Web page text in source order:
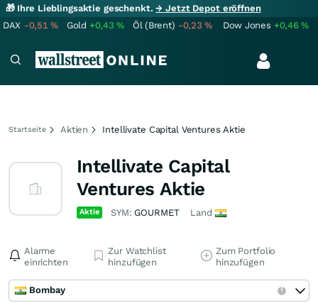
🎁 Ihre Lieblingsaktie geschenkt.→ Jetzt Depot eröffnen
DAX -0,51% Gold +0,43% Öl (Brent) -0,23% Dow Jones +0,46%
Startseite Aktien Intellivate Capital Ventures Aktie
Intellivate Capital
Ventures Aktie
Aktie SYM: GOURMET Land
Alarme
einrichten
Zur Watchlist
hinzufügen
Zum Portfolio
hinzufügen
Bombay